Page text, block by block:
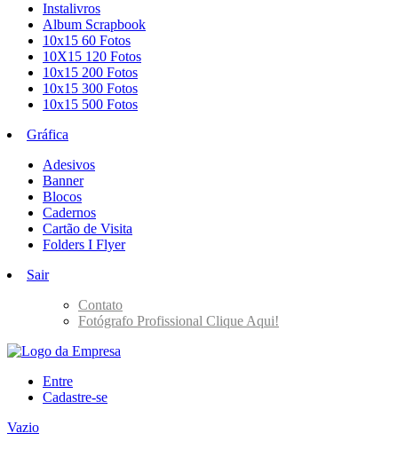
Instalivros
Album Scrapbook
10x15 60 Fotos
10X15 120 Fotos
10x15 200 Fotos
10x15 300 Fotos
10x15 500 Fotos
Gráfica
Adesivos
Banner
Blocos
Cadernos
Cartão de Visita
Folders I Flyer
Sair
Contato
Fotógrafo Profissional Clique Aqui!
Entre
Cadastre-se
Vazio